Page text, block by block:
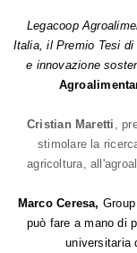
Legacoop
Italia, il Premio Tesi di
e innovazione
Cristian Maretti ,
stimolare la
agricoltura,
Marco Ceresa,
può fare a mano di
universitaria